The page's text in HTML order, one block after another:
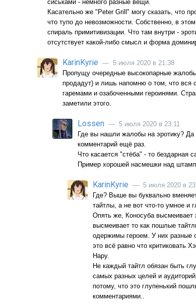
сиськами - немного разные вещи.
Касательно же "Peter Grill" могу сказать, что
что тупо до невозможности. Собственно, в
спираль примитивизации. Что там внутри -
отсутствует какой-либо смысл и форма
KarinKyrie — 5 июля 2020 в 21:38
Пропущу очередные высокопарные
продадут) и лишь напомню о том, что вся
гаремами и озабоченными героинями.
заметили этого.
Lossen — 5 июля 2020 в 23:11
Где вы нашли жалобы на эротику?
комментарий ещё раз.
Что касается "стёба" - то бездарная
Пример хорошей насмешки над
KarinKyrie — 5 июля 2020 в
Где? Выше вы буквально
тайтлы, а не вот что-то умное и
Опять же, Коносуба высмеивает
высмеивает то как пошлые
одержимы героем. У них разные
это всё равно что критиковать
Нару.
Не каждый тайтл обязан быть
самых разных целей и
потому, что это глупенький
комментариями..